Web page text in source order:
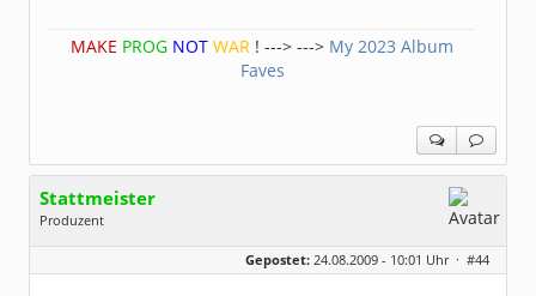
MAKE PROG NOT WAR ! ---> ---> My 2023 Album
Faves
Stattmeister
Produzent
Geschlecht:
Beiträge:
14317
Gepostet: 24.08.2009 - 10:01 Uhr · #44